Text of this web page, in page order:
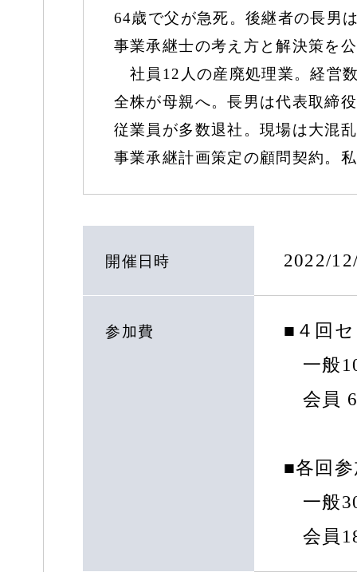
64歳で父が急死。後継者の長男
事業承継士の考え方と解決策を
社員12人の産廃処理業。経営
全株が母親へ。長男は代表取締
従業員が多数退社。現場は大混
事業承継計画策定の顧問契約。
開催日時 2022/
参加費
■４回
一般
会員
■各回
一般
会員